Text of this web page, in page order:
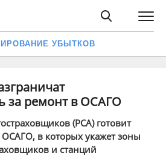
УБЫТКОВ
за ремонт в ОСАГО
(РСА) готовит
в которых укажет зоны
и станций